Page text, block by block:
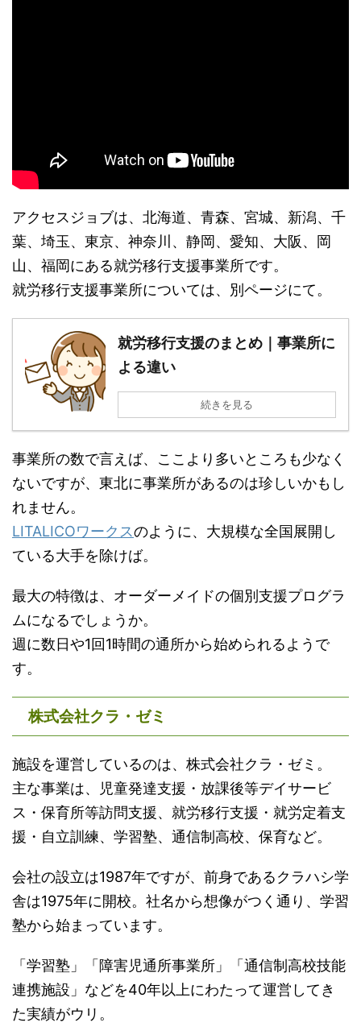
アクセスジョブは、北海道、青森、宮城、新潟、千
葉、埼玉、東京、神奈川、静岡、愛知、大阪、岡
山、福岡にある就労移行支援事業所です。
就労移行支援事業所については、別ページにて。
就労移行支援のまとめ｜事業所に
よる違い
続きを見る
事業所の数で言えば、ここより多いところも少なく
ないですが、東北に事業所があるのは珍しいかもし
れません。
LITALICOワークスのように、大規模な全国展開し
ている大手を除けば。
最大の特徴は、オーダーメイドの個別支援プログラ
ムになるでしょうか。
週に数日や1回1時間の通所から始められるようで
す。
株式会社クラ・ゼミ
施設を運営しているのは、株式会社クラ・ゼミ。
主な事業は、児童発達支援・放課後等デイサービ
ス・保育所等訪問支援、就労移行支援・就労定着支
援・自立訓練、学習塾、通信制高校、保育など。
会社の設立は1987年ですが、前身であるクラハシ学
舎は1975年に開校。社名から想像がつく通り、学習
塾から始まっています。
「学習塾」「障害児通所事業所」「通信制高校技能
連携施設」などを40年以上にわたって運営してき
た実績がウリ。